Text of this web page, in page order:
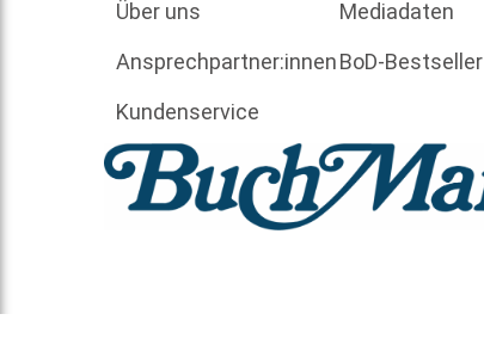
Über uns
Ansprechpartner:innen
Kundenservice
Mediadaten
BoD-Bestseller